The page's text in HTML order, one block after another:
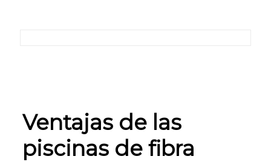
Ventajas de las
piscinas de fibra